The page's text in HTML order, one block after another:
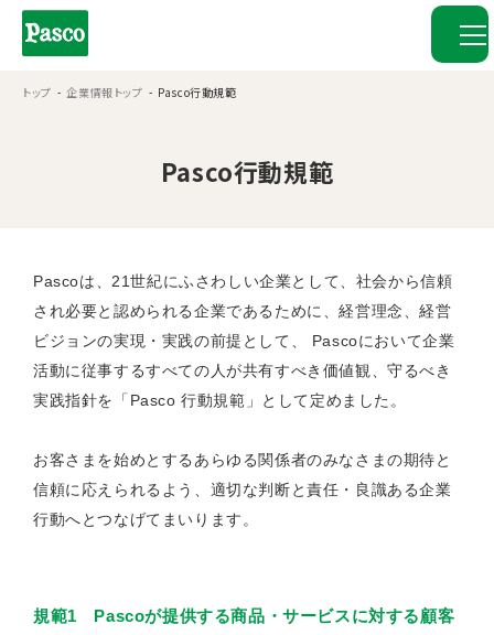
トップ 企業情報トップ Pasco行動規範
Pasco行動規範
Pascoは、21世紀にふさわしい企業として、社会から信頼
され必要と認められる企業であるために、経営理念、経営
ビジョンの実現・実践の前提として、 Pascoにおいて企業
活動に従事するすべての人が共有すべき価値観、守るべき
実践指針を「Pasco 行動規範」として定めました。
お客さまを始めとするあらゆる関係者のみなさまの期待と
信頼に応えられるよう、適切な判断と責任・良識ある企業
行動へとつなげてまいります。
規範1 Pascoが提供する商品・サービスに対する顧客